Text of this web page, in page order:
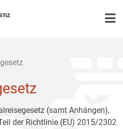
(samt Anhängen),
der Richtlinie (EU) 2015/2302